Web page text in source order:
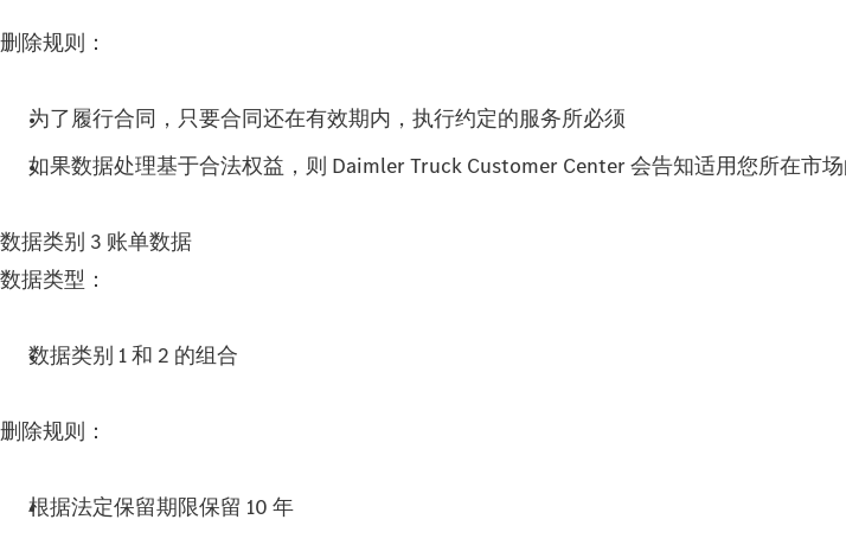
删除规则：
为了履行合同，只要合同还在有效期内，执行约定的服务所必须
如果数据处理基于合法权益，则 Daimler Truck Customer Center 会告知适用您所在市场
数据类别 3 账单数据
数据类型：
数据类别 1 和 2 的组合
删除规则：
根据法定保留期限保留 10 年